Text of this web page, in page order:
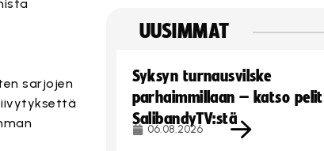
sarjojen
UUSIMMAT
Syksyn turnausvilske
parhaimmillaan – katso pelit
SalibandyTV:stä
06.08.2026